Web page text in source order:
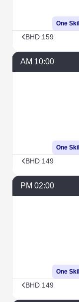
One
BHD 159
10:00 AM
One
BHD 149
02:00 PM
One
BHD 149